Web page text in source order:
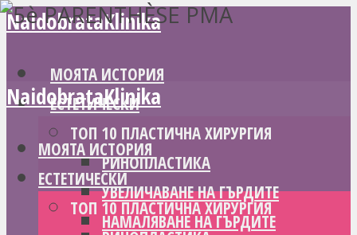
NaidobrataKlinika
МОЯТА ИСТОРИЯ
ЕСТЕТИЧЕСКИ
ТОП 10 ПЛАСТИЧНА ХИРУРГИЯ
РИНОПЛАСТИКА
УВЕЛИЧАВАНЕ НА ГЪРДИТЕ
НАМАЛЯВАНЕ НА ГЪРДИТЕ
NaidobrataKlinika
МОЯТА ИСТОРИЯ
ЕСТЕТИЧЕСКИ
ТОП 10 ПЛАСТИЧНА ХИРУРГИЯ